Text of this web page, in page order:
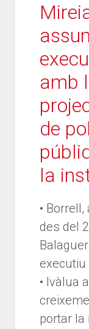
amb
de
la
•
des del
executiu
• Ivàlua
portar la